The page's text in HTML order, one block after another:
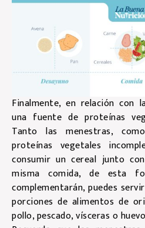
Finalmente, en relación con
una fuente de proteínas
Tanto las menestras,
proteínas vegetales
consumir un cereal junto
misma comida, de esta
complementarán, puedes
porciones de alimentos de
pollo, pescado, vísceras o